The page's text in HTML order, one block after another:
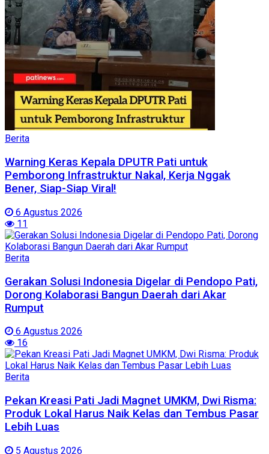
Berita
Warning Keras Kepala DPUTR Pati untuk
Pemborong Infrastruktur Nakal, Kerja Nggak
Bener, Siap-Siap Viral!
6 Agustus 2026
11
Berita
Gerakan Solusi Indonesia Digelar di Pendopo Pati,
Dorong Kolaborasi Bangun Daerah dari Akar
Rumput
6 Agustus 2026
16
Berita
Pekan Kreasi Pati Jadi Magnet UMKM, Dwi Risma:
Produk Lokal Harus Naik Kelas dan Tembus Pasar
Lebih Luas
5 Agustus 2026